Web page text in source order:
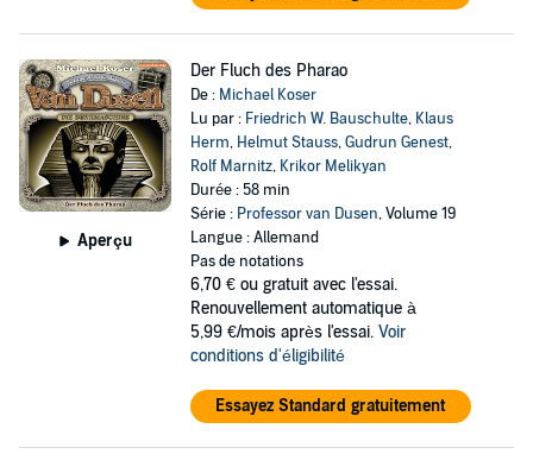
Aperçu
Der Fluch des Pharao
De : Michael Koser
Lu par : Friedrich W. Bauschulte, Klaus
Herm, Helmut Stauss,Gudrun Genest,
Rolf Marnitz, Krikor Melikyan
Durée : 58 min
Série : Professor van Dusen, Volume 19
Langue : Allemand
Pas de notations
6,70 € ou gratuit avec l'essai.
Renouvellement automatique à
5,99 €/mois après l'essai. Voir
conditions d'éligibilité
Essayez Standard gratuitement